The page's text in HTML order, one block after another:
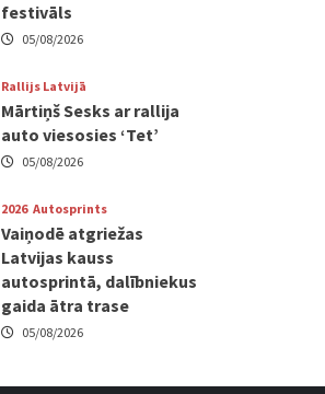
festivāls
05/08/2026
Rallijs Latvijā
Mārtiņš Sesks ar rallija
auto viesosies ‘Tet’
05/08/2026
2026 Autosprints
Vaiņodē atgriežas
Latvijas kauss
autosprintā, dalībniekus
gaida ātra trase
05/08/2026